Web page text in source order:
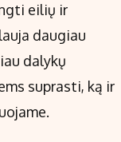
eilių ir
daugiau
dalykų
suprasti, ką ir